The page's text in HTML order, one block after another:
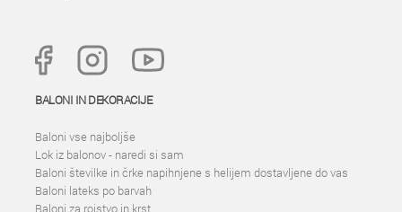
BALONI IN DEKORACIJE
Baloni vse najboljše
Lok iz balonov - naredi si sam
Baloni številke in črke napihnjene s helijem dostavljene do vas
Baloni lateks po barvah
Baloni za rojstvo in krst